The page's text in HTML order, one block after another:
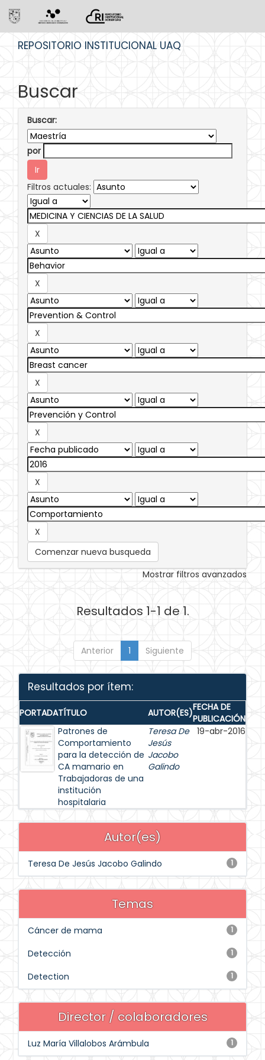
REPOSITORIO INSTITUCIONAL UAQ
Buscar
Buscar:
por
Filtros actuales:
Comenzar nueva busqueda
Mostrar filtros avanzados
Resultados 1-1 de 1.
Anterior 1 Siguiente
Resultados por ítem:
PORTADATÍTULO AUTOR(ES)FECHA DE
PUBLICACIÓN
Patrones de
Comportamiento
para la detección de
CA mamario en
Trabajadoras de una
institución
hospitalaria
Teresa De
Jesús
Jacobo
Galindo
19-abr-2016
Autor(es)
1
Teresa De Jesús Jacobo Galindo
Temas
1
Cáncer de mama
1
Detección
1
Detection
Director / colaboradores
1
Luz María Villalobos Arámbula